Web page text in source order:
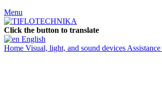
Menu
Click the button to translate
English
Home Visual, light, and sound devices